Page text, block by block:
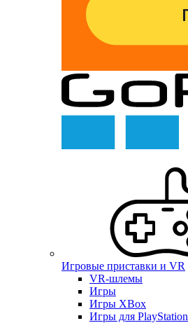
Игровые приставки и VR
VR-шлемы
Игры
Игры XBox
Игры для PlayStation